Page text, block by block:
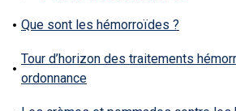
Que sont les hémorroïdes ?
Tour d’horizon des traitements
ordonnance